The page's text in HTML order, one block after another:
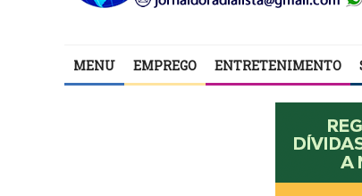
MENU EMPREGO ENTRETENIMENTO